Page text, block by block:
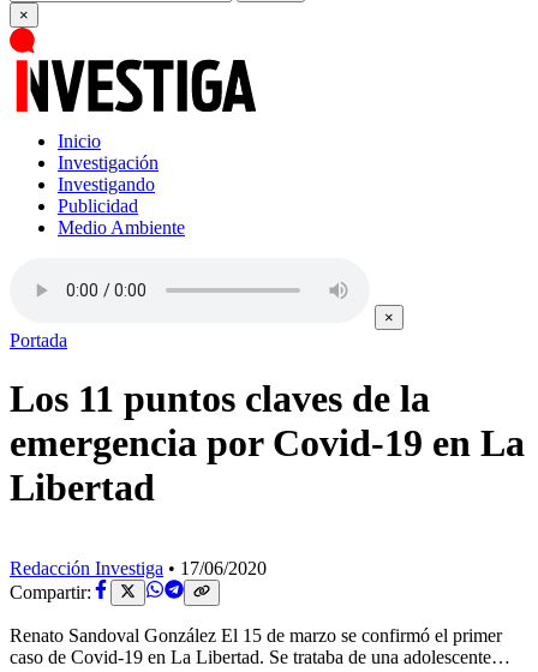
×
Inicio
Investigación
Investigando
Publicidad
Medio Ambiente
×
Portada
Los 11 puntos claves de la
emergencia por Covid-19 en La
Libertad
Redacción Investiga • 17/06/2020
Compartir:
Renato Sandoval González El 15 de marzo se confirmó el primer
caso de Covid-19 en La Libertad. Se trataba de una adolescente…